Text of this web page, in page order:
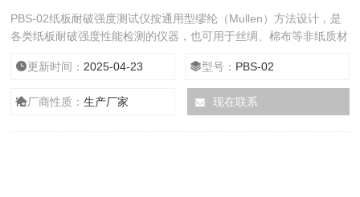
PBS-02纸板耐破强度测试仪按通用型缪纶（Mullen）方法设计，是
各类纸板耐破强度性能检测的仪器，也可用于丝绸、棉布等非纸质材
印等功能，同时配置数据处理功能，可直接得出各项数据的统计结
果，并能自动复位，操作方便，容易调节，性能稳定。
更新时间： 2025-04-23 型号： PBS-02
厂商性质：生产厂家 现在联系